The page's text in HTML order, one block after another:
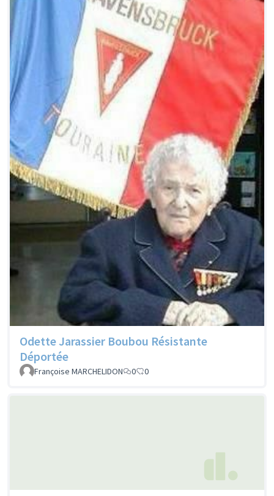
Odette Jarassier Boubou Résistante
Déportée
Françoise MARCHELIDON 0 0